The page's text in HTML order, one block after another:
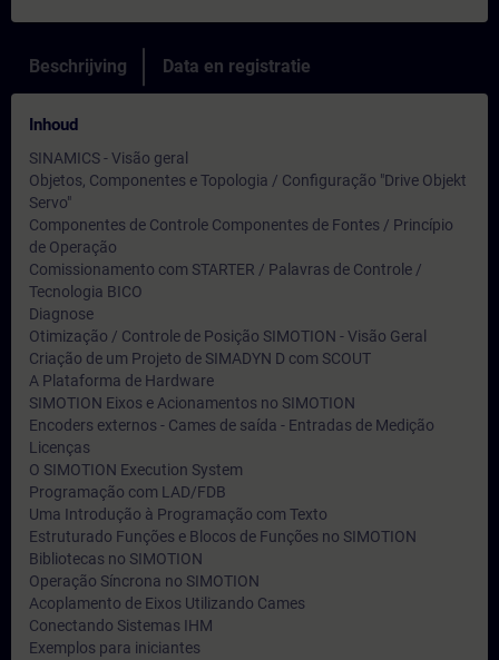
Beschrijving Data en registratie
Inhoud
SINAMICS - Visão geral
Objetos, Componentes e Topologia / Configuração "Drive Objekt
Servo"
Componentes de Controle Componentes de Fontes / Princípio
de Operação
Comissionamento com STARTER / Palavras de Controle /
Tecnologia BICO
Diagnose
Otimização / Controle de Posição SIMOTION - Visão Geral
Criação de um Projeto de SIMADYN D com SCOUT
A Plataforma de Hardware
SIMOTION Eixos e Acionamentos no SIMOTION
Encoders externos - Cames de saída - Entradas de Medição
Licenças
O SIMOTION Execution System
Programação com LAD/FDB
Uma Introdução à Programação com Texto
Estruturado Funções e Blocos de Funções no SIMOTION
Bibliotecas no SIMOTION
Operação Síncrona no SIMOTION
Acoplamento de Eixos Utilizando Cames
Conectando Sistemas IHM
Exemplos para iniciantes